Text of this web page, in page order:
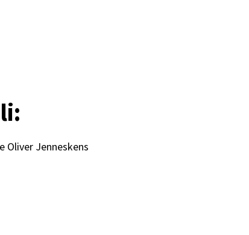
Oliver Jenneskens